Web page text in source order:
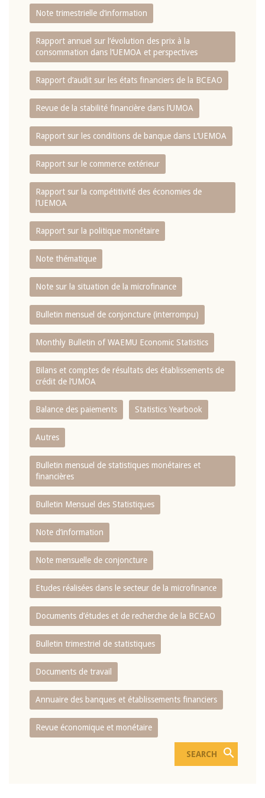
Note trimestrielle d‘information
Rapport annuel sur l‘évolution des prix à la
consommation dans l‘UEMOA et perspectives
Rapport d‘audit sur les états financiers de la BCEAO
Revue de la stabilité financière dans l‘UMOA
Rapport sur les conditions de banque dans L‘UEMOA
Rapport sur le commerce extérieur
Rapport sur la compétitivité des économies de
l‘UEMOA
Rapport sur la politique monétaire
Note thématique
Note sur la situation de la microfinance
Bulletin mensuel de conjoncture (interrompu)
Monthly Bulletin of WAEMU Economic Statistics
Bilans et comptes de résultats des établissements de
crédit de l‘UMOA
Balance des paiements Statistics Yearbook
Autres
Bulletin mensuel de statistiques monétaires et
financières
Bulletin Mensuel des Statistiques
Note d’information
Note mensuelle de conjoncture
Etudes réalisées dans le secteur de la microfinance
Documents d’études et de recherche de la BCEAO
Bulletin trimestriel de statistiques
Documents de travail
Annuaire des banques et établissements financiers
Revue économique et monétaire